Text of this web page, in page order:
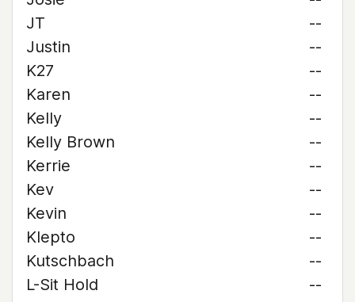
JT
--
Justin
--
K27
--
Karen
--
Kelly
--
Kelly Brown
--
Kerrie
--
Kev
--
Kevin
--
Klepto
--
Kutschbach
--
L-Sit Hold
--